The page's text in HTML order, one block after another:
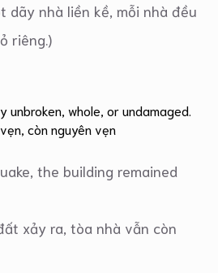
dãy nhà liền kề, mỗi nhà đều
riêng.)
unbroken, whole, or undamaged.
còn nguyên vẹn
the building remained
xảy ra, tòa nhà vẫn còn